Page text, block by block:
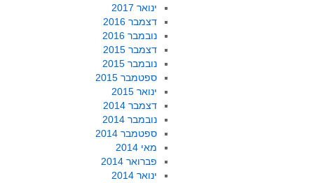
ינואר 2017
דצמבר 2016
נובמבר 2016
דצמבר 2015
נובמבר 2015
ספטמבר 2015
ינואר 2015
דצמבר 2014
נובמבר 2014
ספטמבר 2014
מאי 2014
פברואר 2014
ינואר 2014